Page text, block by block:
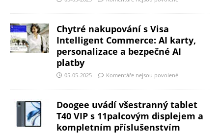
Chytré nakupování s Visa
Intelligent Commerce: AI karty,
personalizace a bezpečné AI
platby
05-05-2025 Komentáře nejsou povolené
Doogee uvádí všestranný tablet
T40 VIP s 11palcovým displejem a
kompletním příslušenstvím